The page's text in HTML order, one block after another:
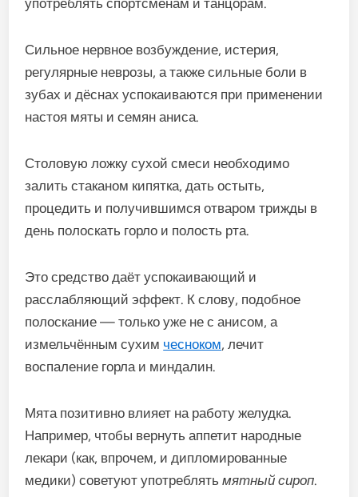
употреблять спортсменам и танцорам.
Сильное нервное возбуждение, истерия,
регулярные неврозы, а также сильные боли в
зубах и дёснах успокаиваются при применении
настоя мяты и семян аниса.
Столовую ложку сухой смеси необходимо
залить стаканом кипятка, дать остыть,
процедить и получившимся отваром трижды в
день полоскать горло и полость рта.
Это средство даёт успокаивающий и
расслабляющий эффект. К слову, подобное
полоскание — только уже не с анисом, а
измельчённым сухим чесноком, лечит
воспаление горла и миндалин.
Мята позитивно влияет на работу желудка.
Например, чтобы вернуть аппетит народные
лекари (как, впрочем, и дипломированные
медики) советуют употреблятьмятный сироп.